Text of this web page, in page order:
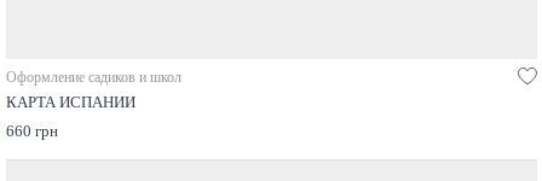
Оформление садиков и школ
КАРТА ИСПАНИИ
660 грн